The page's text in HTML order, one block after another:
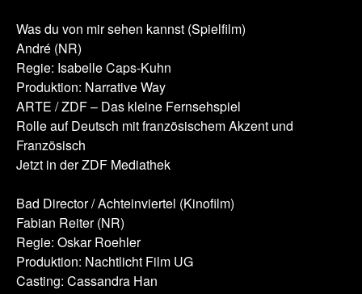
Was du von mir sehen kannst (Spielfilm)
André (NR)
Regie: Isabelle Caps-Kuhn
Produktion: Narrative Way
ARTE / ZDF – Das kleine Fernsehspiel
Rolle auf Deutsch mit französischem Akzent und
Französisch
Jetzt in der ZDF Mediathek
Bad Director / Achteinviertel (Kinofilm)
Fabian Reiter (NR)
Regie: Oskar Roehler
Produktion: Nachtlicht Film UG
Casting: Cassandra Han